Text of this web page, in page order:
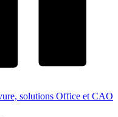
solutions Office et CAO